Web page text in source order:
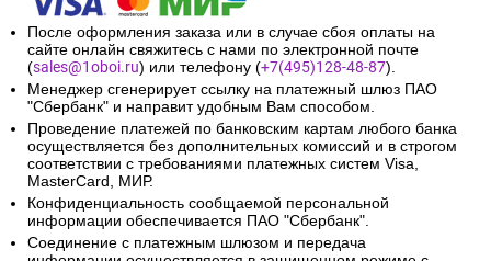
После оформления заказа или в случае сбоя оплаты на
сайте онлайн свяжитесь с нами по электронной почте
(sales@1oboi.ru) или телефону (+7(495)128-48-87).
Менеджер сгенерирует ссылку на платежный шлюз ПАО
"Сбербанк" и направит удобным Вам способом.
Проведение платежей по банковским картам любого банка
осуществляется без дополнительных комиссий и в строгом
соответствии с требованиями платежных систем Visa,
MasterCard, МИР.
Конфиденциальность сообщаемой персональной
информации обеспечивается ПАО "Сбербанк".
Соединение с платежным шлюзом и передача